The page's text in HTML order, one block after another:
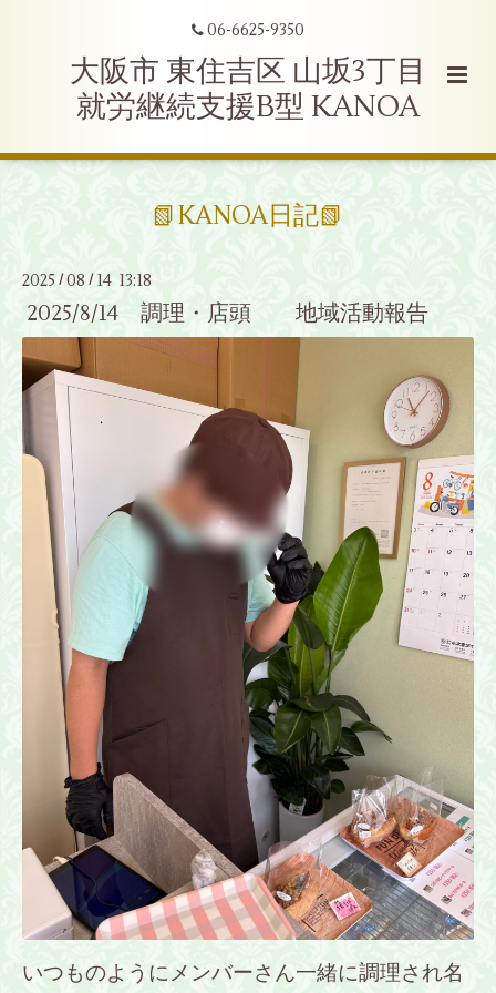
06-6625-9350
大阪市 東住吉区 山坂3丁目
就労継続支援B型 KANOA
📗KANOA日記📗
2025 /08 / 14 13:18
2025/8/14 調理・店頭 地域活動報告
いつものようにメンバーさん一緒に調理され名